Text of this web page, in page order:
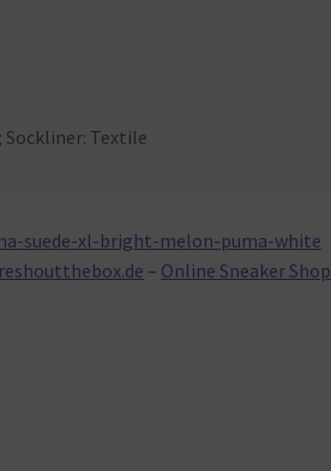
Sockliner: Textile
suede-xl-bright-melon-puma-white
– Online Sneaker Shop